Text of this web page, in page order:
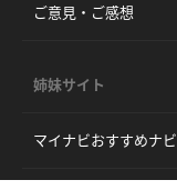
ご意見・ご感想
姉妹サイト
マイナビおすすめナビ